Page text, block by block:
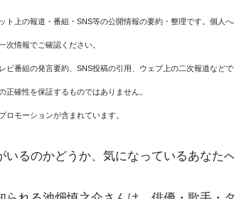
ト上の報道・番組・SNS等の公開情報の要約・整理です。個人
次情報でご確認ください。
番組の発言要約、SNS投稿の引用、ウェブ上の二次報道など
正確性を保証するものではありません。
モーションが含まれています。
るのかどうか、気になっているあなたへ